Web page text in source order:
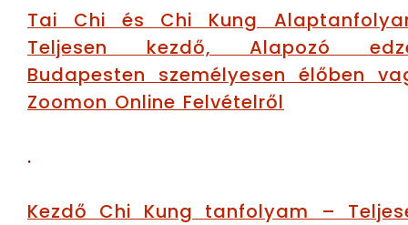
Tai Chi és Chi Kung
Teljesen kezdő, Alapozó
Budapesten személyesen élőben
Zoomon Online Felvételről
.
Kezdő Chi Kung tanfolyam –